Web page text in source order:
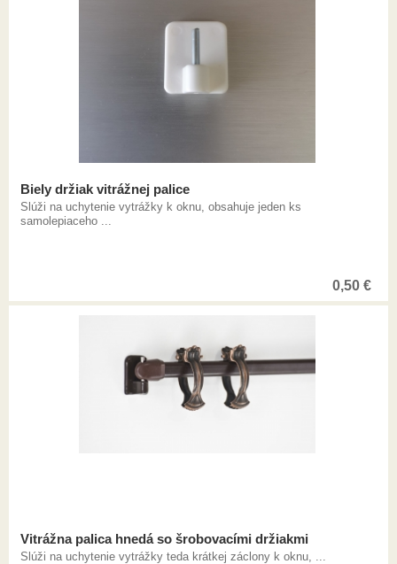
Biely držiak vitrážnej palice
Slúži na uchytenie vytrážky k oknu, obsahuje jeden ks
samolepiaceho ...
0,50 €
Vitrážna palica hnedá so šrobovacími držiakmi
Slúži na uchytenie vytrážky teda krátkej záclony k oknu, ...